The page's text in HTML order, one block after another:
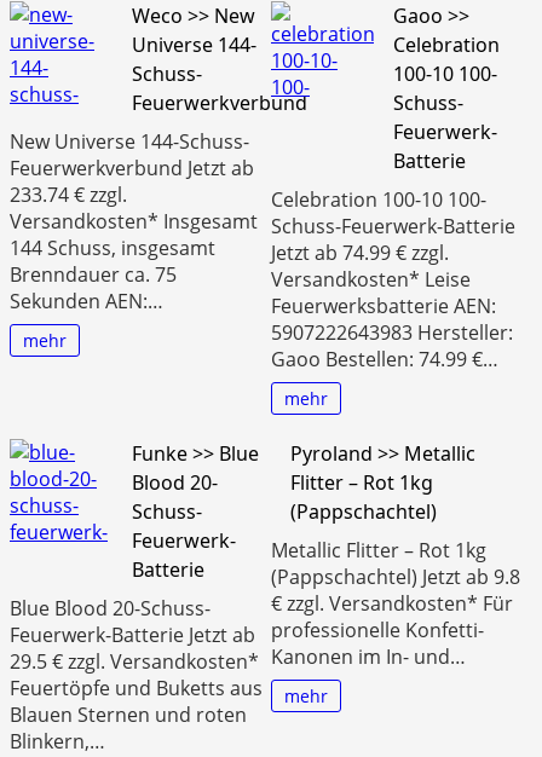
Weco >> New
Universe 144-
Schuss-
Feuerwerkverbund
New Universe 144-Schuss-
Feuerwerkverbund Jetzt ab
233.74 € zzgl.
Versandkosten* Insgesamt
144 Schuss, insgesamt
Brenndauer ca. 75
Sekunden AEN:…
mehr
Gaoo >>
Celebration
100-10 100-
Schuss-
Feuerwerk-
Batterie
Celebration 100-10 100-
Schuss-Feuerwerk-Batterie
Jetzt ab 74.99 € zzgl.
Versandkosten* Leise
Feuerwerksbatterie AEN:
5907222643983 Hersteller:
Gaoo Bestellen: 74.99 €…
mehr
Funke >> Blue
Blood 20-
Schuss-
Feuerwerk-
Batterie
Blue Blood 20-Schuss-
Feuerwerk-Batterie Jetzt ab
29.5 € zzgl. Versandkosten*
Feuertöpfe und Buketts aus
Blauen Sternen und roten
Blinkern,…
Pyroland >> Metallic
Flitter – Rot 1kg
(Pappschachtel)
Metallic Flitter – Rot 1kg
(Pappschachtel) Jetzt ab 9.8
€ zzgl. Versandkosten* Für
professionelle Konfetti-
Kanonen im In- und…
mehr